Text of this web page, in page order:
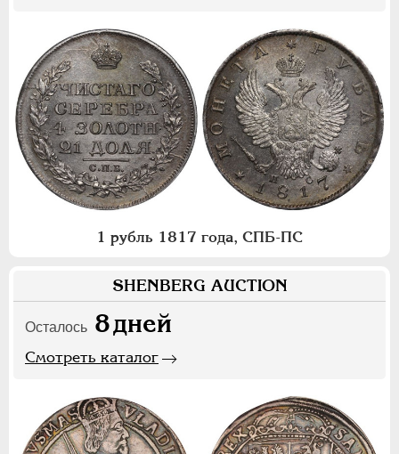
1 рубль 1817 года, СПБ-ПС
SHENBERG AUCTION
Осталось 8дней
Смотреть каталог